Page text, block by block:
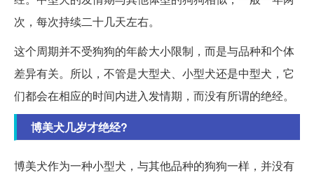
次，每次持续二十几天左右。
这个周期并不受狗狗的年龄大小限制，而是与品种和个体
差异有关。所以，不管是大型犬、小型犬还是中型犬，它
们都会在相应的时间内进入发情期，而没有所谓的绝经。
博美犬几岁才绝经?
博美犬作为一种小型犬，与其他品种的狗狗一样，并没有